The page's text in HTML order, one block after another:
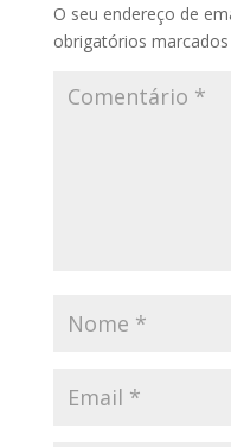
O seu endereço de
obrigatórios